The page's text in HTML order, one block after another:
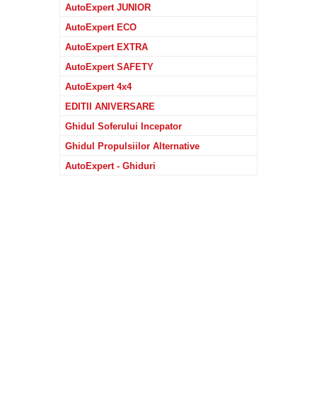
AutoExpert JUNIOR
AutoExpert ECO
AutoExpert EXTRA
AutoExpert SAFETY
AutoExpert 4x4
EDITII ANIVERSARE
Ghidul Soferului Incepator
Ghidul Propulsiilor Alternative
AutoExpert - Ghiduri